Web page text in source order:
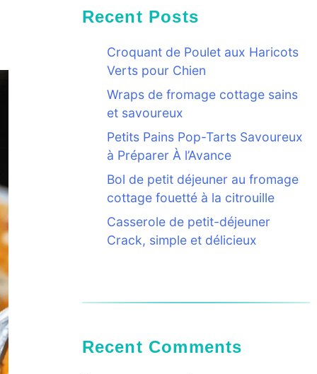
Recent Posts
Croquant de Poulet aux Haricots
Verts pour Chien
Wraps de fromage cottage sains
et savoureux
Petits Pains Pop-Tarts Savoureux
à Préparer À l’Avance
Bol de petit déjeuner au fromage
cottage fouetté à la citrouille
Casserole de petit-déjeuner
Crack, simple et délicieux
Recent Comments